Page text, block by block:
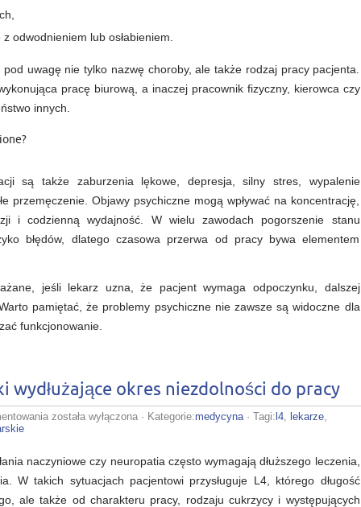
odwodnieniem lub osłabieniem.
uwagę nie tylko nazwę choroby, ale także rodzaj pracy pacjenta.
pracę biurową, a inaczej pracownik fizyczny, kierowca czy
innych.
są także zaburzenia lękowe, depresja, silny stres, wypalenie
przemęczenie. Objawy psychiczne mogą wpływać na koncentrację,
i codzienną wydajność. W wielu zawodach pogorszenie stanu
błędów, dlatego czasowa przerwa od pracy bywa elementem
jeśli lekarz uzna, że pacjent wymaga odpoczynku, dalszej
pamiętać, że problemy psychiczne nie zawsze są widoczne dla
funkcjonowanie.
wydłużające okres niezdolności do pracy
L4
wydłużające
okres
niezdolności
do
została wyłączona · Kategorie:medycyna · Tagi: l4 lekarze
naczyniowe czy neuropatia często wymagają dłuższego leczenia,
W takich sytuacjach pacjentowi przysługuje L4, którego długość
ale także od charakteru pracy, rodzaju cukrzycy i występujących